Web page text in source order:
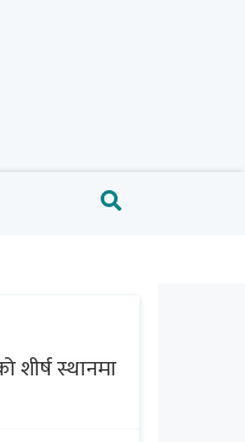
शीर्ष स्थानमा